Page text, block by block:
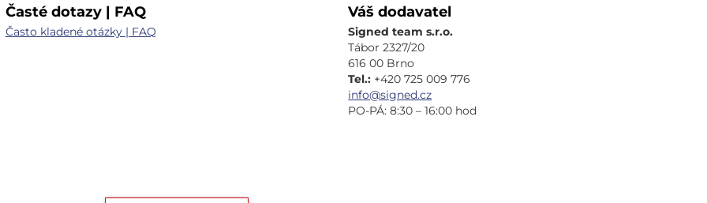
Časté dotazy | FAQ
Často kladené otázky | FAQ
Váš dodavatel
Signed team s.r.o.
Tábor 2327/20
616 00 Brno
Tel.: +420 725 009 776
info@signed.cz
PO-PÁ: 8:30 – 16:00 hod